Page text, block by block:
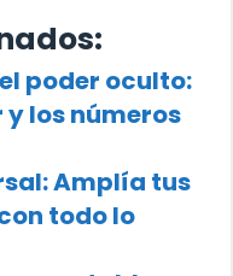
poder oculto:
y los números
Amplía tus
todo lo